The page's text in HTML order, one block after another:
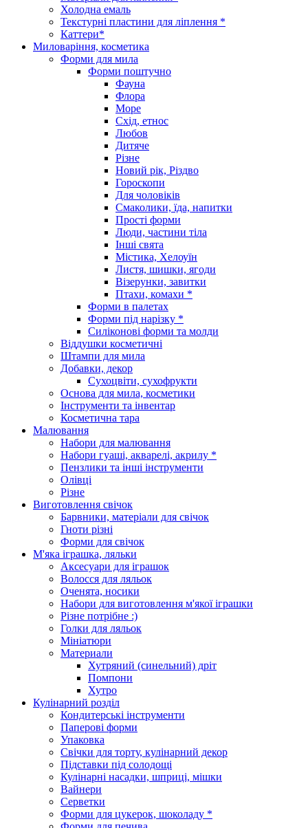
Холодна емаль
Текстурні пластини для ліплення *
Каттери*
Миловаріння, косметика
Форми для мила
Форми поштучно
Фауна
Флора
Море
Схід, етнос
Любов
Дитяче
Різне
Новий рік, Різдво
Гороскопи
Для чоловіків
Смаколики, їда, напитки
Прості форми
Люди, частини тіла
Інші свята
Містика, Хелоуїн
Листя, шишки, ягоди
Візерунки, завитки
Птахи, комахи *
Форми в палетах
Форми під нарізку *
Силіконові форми та молди
Віддушки косметичні
Штампи для мила
Добавки, декор
Сухоцвіти, сухофрукти
Основа для мила, косметики
Інструменти та інвентар
Косметична тара
Малювання
Набори для малювання
Набори гуаші, акварелі, акрилу *
Пензлики та інші інструменти
Олівці
Різне
Виготовлення свічок
Барвники, матеріали для свічок
Гноти різні
Форми для свічок
М'яка іграшка, ляльки
Аксесуари для іграшок
Волосся для ляльок
Оченята, носики
Набори для виготовлення м'якої іграшки
Різне потрібне :)
Голки для ляльок
Мініатюри
Материали
Хутряний (синельний) дріт
Помпони
Хутро
Кулінарний розділ
Кондитерські інструменти
Паперові форми
Упаковка
Свічки для торту, кулінарний декор
Підставки під солодощі
Кулінарні насадки, шприці, мішки
Вайнери
Серветки
Форми для цукерок, шоколаду *